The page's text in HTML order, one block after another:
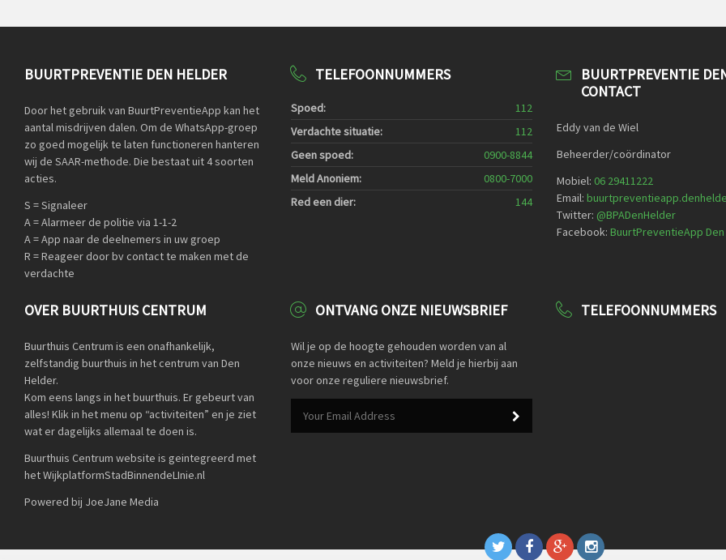
BUURTPREVENTIE DEN HELDER
Door het gebruik van BuurtPreventieApp kan het
aantal misdrijven dalen. Om de WhatsApp-groep
zo goed mogelijk te laten functioneren hanteren
wij de SAAR-methode. Die bestaat uit 4 soorten
acties.
S = Signaleer
A = Alarmeer de politie via 1-1-2
A = App naar de deelnemers in uw groep
R = Reageer door bv contact te maken met de
verdachte
TELEFOONNUMMERS
Spoed:
112
Verdachte situatie:
112
Geen spoed:
0900-8844
Meld Anoniem:
0800-7000
Red een dier:
144
BUURTPREVENTIE
CONTACT
Eddy van de Wiel
Beheerder/coördinator
Mobiel: 06 29411222
Email:
Twitter: @BPADenHelder
Facebook: BuurtPreventieApp
OVER BUURTHUIS CENTRUM
Buurthuis Centrum is een onafhankelijk,
zelfstandig buurthuis in het centrum van Den
Helder.
Kom eens langs in het buurthuis. Er gebeurt van
alles! Klik in het menu op “activiteiten” en je ziet
wat er dagelijks allemaal te doen is.
Buurthuis Centrum website is geintegreerd met
het WijkplatformStadBinnendeLInie.nl
Powered bij JoeJane Media
ONTVANG ONZE NIEUWSBRIEF
Wil je op de hoogte gehouden worden van al
onze nieuws en activiteiten? Meld je hierbij aan
voor onze reguliere nieuwsbrief.
TELEFOONNUMMERS